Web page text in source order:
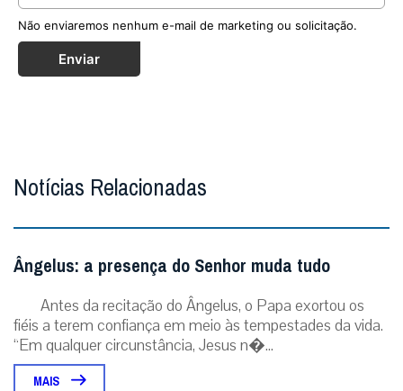
Não enviaremos nenhum e-mail de marketing ou solicitação.
Enviar
Notícias Relacionadas
Ângelus: a presença do Senhor muda tudo
Antes da recitação do Ângelus, o Papa exortou os
fiéis a terem confiança em meio às tempestades da vida.
“Em qualquer circunstância, Jesus n�...
MAIS